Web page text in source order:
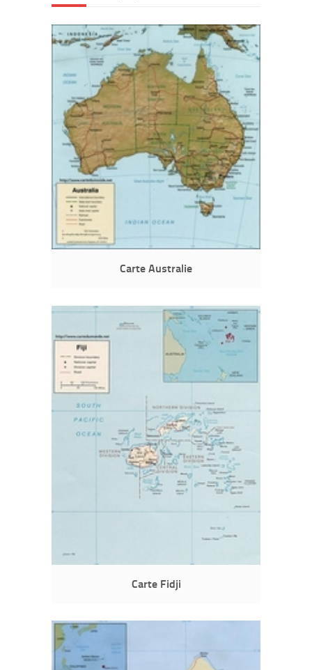
Carte Australie
Carte Fidji